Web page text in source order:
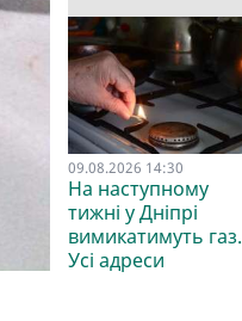
09.08.2026 14:30
На наступному
тижні у Дніпрі
вимикатимуть газ.
Усі адреси